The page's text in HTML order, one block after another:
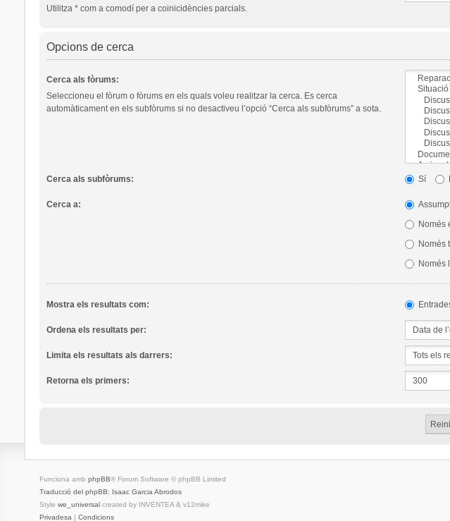
Utilitza * com a comodí per a coinicidències parcials.
Opcions de cerca
Cerca als fòrums:
Seleccioneu el fòrum o fòrums en els quals voleu realitzar la cerca. Es cerca
automàticament en els subfòrums si no desactiveu l’opció “Cerca als subfòrums” a sota.
Cerca als subfòrums: Sí
Cerca a:
Només
Només
Només
Mostra els resultats com:
Ordena els resultats per:
Limita els resultats als darrers:
Retorna els primers:
Funciona amb phpBB® Forum Software © phpBB Limited
Traducció del phpBB: Isaac Garcia Abrodos
Style we_universalcreated by INVENTEA & v12mike
Privadesa | Condicions